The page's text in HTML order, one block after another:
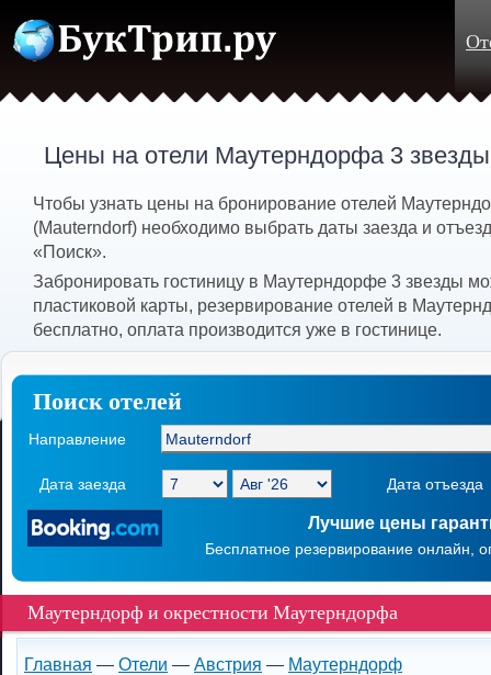
Цены на отели Маутерндорфа 3 звезды
Чтобы узнать цены на бронирование отелей
(Mauterndorf) необходимо выбрать даты заезда и
«Поиск».
Забронировать гостиницу в Маутерндорфе 3 звезды
пластиковой карты, резервирование отелей в
бесплатно, оплата производится уже в гостинице.
Поиск отелей
Направление
Дата заезда Дата отъезда
Лучшие цены
Бесплатное резервирование онлайн,
Маутерндорф и окрестности Маутерндорфа
Главная — Отели — Австрия — Маутерндорф